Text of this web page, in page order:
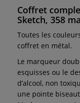
Coffret
Sketch, 358
Toutes les
coffret en métal.
Le marqueur
esquisses ou le
d’alcool, non
une pointe